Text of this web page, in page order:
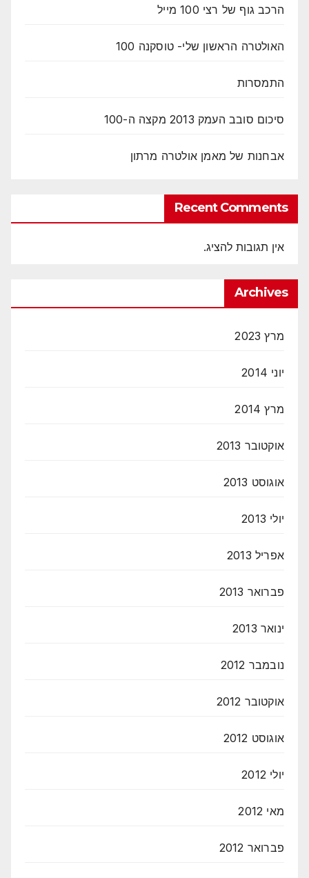
הרכב גוף של רצי 100 מייל
האולטרה הראשון שלי- טוסקנה 100
התמסרות
סיכום סובב העמק 2013 מקצה ה-100
אבחנות של מאמן אולטרה מרתון
Recent Comments
אין תגובות להציג.
Archives
מרץ 2023
יוני 2014
מרץ 2014
אוקטובר 2013
אוגוסט 2013
יולי 2013
אפריל 2013
פברואר 2013
ינואר 2013
נובמבר 2012
אוקטובר 2012
אוגוסט 2012
יולי 2012
מאי 2012
פברואר 2012